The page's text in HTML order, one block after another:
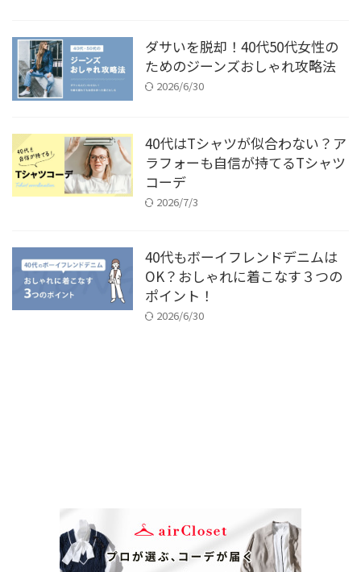
ダサいを脱却！40代50代女性の
ためのジーンズおしゃれ攻略法
2026/6/30
40代はTシャツが似合わない？ア
ラフォーも自信が持てるTシャツ
コーデ
2026/7/3
40代もボーイフレンドデニムは
OK？おしゃれに着こなす３つの
ポイント！
2026/6/30